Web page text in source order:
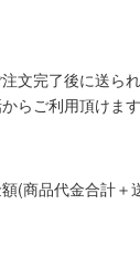
文完了後に送ら
らご利用頂けます
(商品代金合計＋